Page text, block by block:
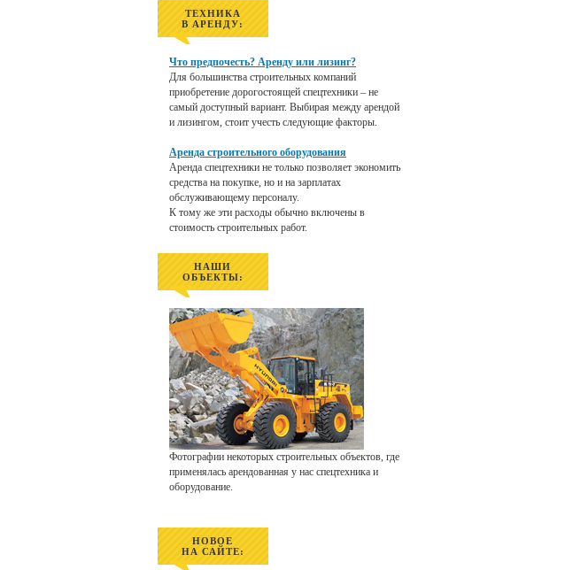
ТЕХНИКА
В АРЕНДУ:
Что предпочесть? Аренду или лизинг?
Для большинства строительных компаний
приобретение дорогостоящей спецтехники – не
самый доступный вариант. Выбирая между арендой
и лизингом, стоит учесть следующие факторы.
Аренда строительного оборудования
Аренда спецтехники не только позволяет экономить
средства на покупке, но и на зарплатах
обслуживающему персоналу.
К тому же эти расходы обычно включены в
стоимость строительных работ.
НАШИ
ОБЪЕКТЫ:
Фотографии некоторых строительных объектов, где
применялась арендованная у нас спецтехника и
оборудование.
НОВОЕ
НА САЙТЕ: